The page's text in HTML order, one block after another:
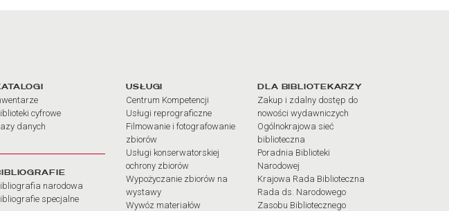
działów
cyfrowe
danych
narodowa
specjalne
USŁUGI
Centrum Kompetencji
Usługi reprograficzne
Filmowanie i fotografowanie
zbiorów
Usługi konserwatorskiej
ochrony zbiorów
Wypożyczanie zbiorów na
wystawy
Wywóz materiałów
DLA BIBLIOTEKARZY
Zakup i zdalny dostęp do
nowości wydawniczych
Ogólnokrajowa sieć
biblioteczna
Poradnia Biblioteki
Narodowej
Krajowa Rada Biblioteczna
Rada ds. Narodowego
Zasobu Bibliotecznego